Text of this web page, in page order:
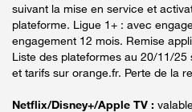
suivant la mise en service et
plateforme. Ligue 1+ : avec
engagement 12 mois. Remise
Liste des plateformes au 20/11/25
et tarifs sur orange.fr. Perte de la
Netflix/Disney+/Apple TV :